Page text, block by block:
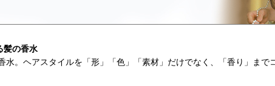
髪の香水
。ヘアスタイルを「形」「色」「素材」だけでなく、「香り」まで